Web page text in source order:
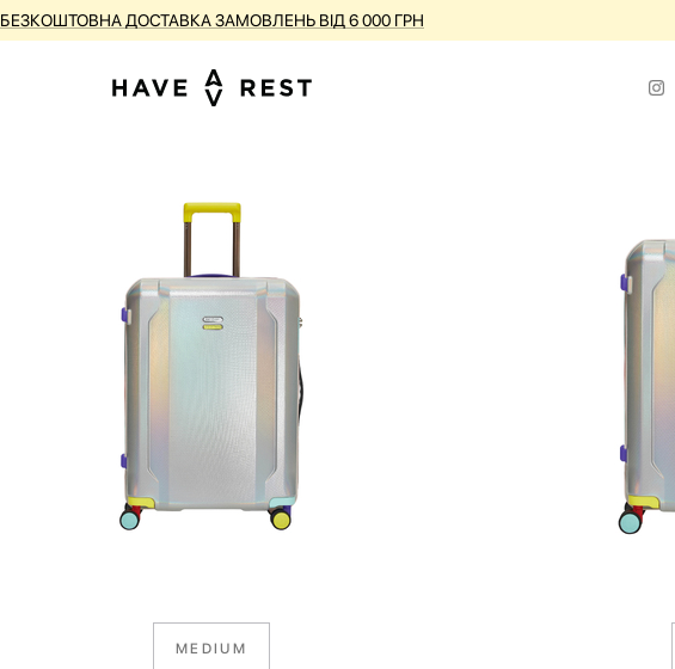
БЕЗКОШТОВНА ДОСТАВКА ЗАМОВЛЕНЬ ВІД 6 000 ГРН
MEDIUM